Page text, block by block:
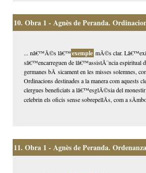
10. Obra 1 - Agnès de Peranda.
... nâ€™Ã©s lâ€™exemple mÃ©s clar.
sâ€™encarreguen de lâ€™assistÃ¨ncia espiritual
germanes bÃ sicament en les misses solemnes,
Ordinacions destinades a la manera com aquests
clergues beneficiats a lâ€™esglÃ©sia del
celebrin els oficis sense sobrepellÃ­s, com a
11. Obra 1 - Agnès de Peranda.